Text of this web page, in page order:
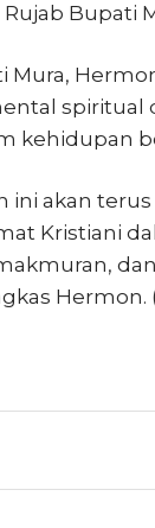
Bupati
Mura,
spiritual
kehidupan
ini akan
Kristiani
Hermon.